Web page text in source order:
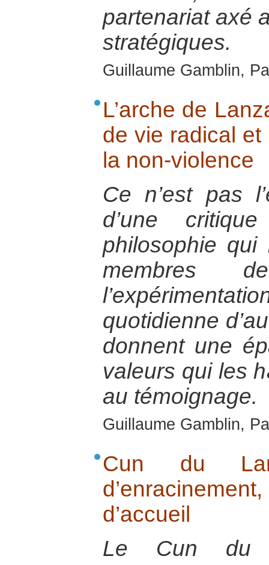
partenariat axé
stratégiques.
Guillaume Gamblin,
L’arche de
de vie radical
la non-violence
Ce n’est pas
d’une
philosophie qui
membres
quotidienne
donnent une
valeurs qui les
au témoignage.
Guillaume Gamblin,
Cun du
d’accueil
Le Cun du